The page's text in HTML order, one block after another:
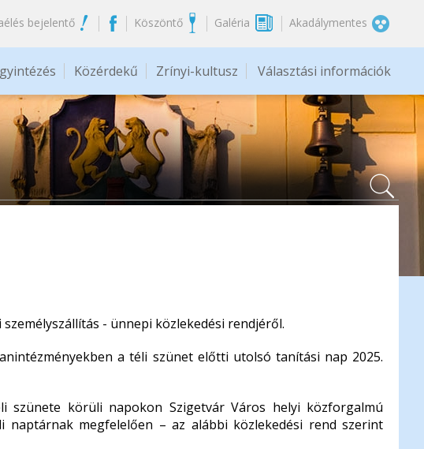
bejelentő Köszöntő Galéria Akadálymentes
Közérdekű Zrínyi-kultusz Választási információk
- ünnepi közlekedési rendjéről.
a téli szünet előtti utolsó tanítási nap 2025.
szünete körüli napokon Szigetvár Város helyi közforgalmú
naptárnak megfelelően – az alábbi közlekedési rend szerint